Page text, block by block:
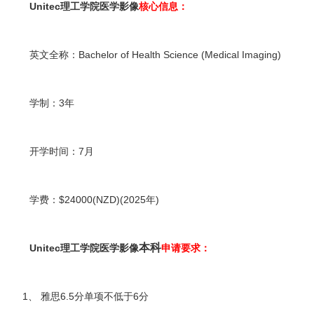
Unitec理工学院医学影像核心信息：
英文全称：Bachelor of Health Science (Medical Imaging)
学制：3年
开学时间：7月
学费：$24000(NZD)(2025年)
Unitec理工学院医学影像本科申请要求：
1、 雅思6.5分单项不低于6分